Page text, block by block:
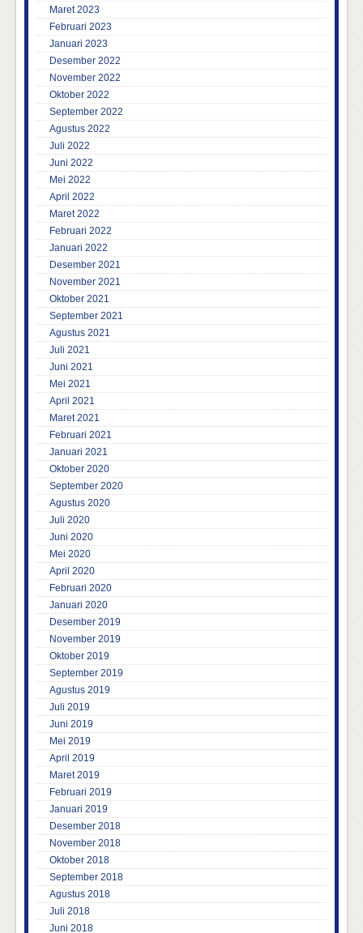
Maret 2023
Februari 2023
Januari 2023
Desember 2022
November 2022
Oktober 2022
September 2022
Agustus 2022
Juli 2022
Juni 2022
Mei 2022
April 2022
Maret 2022
Februari 2022
Januari 2022
Desember 2021
November 2021
Oktober 2021
September 2021
Agustus 2021
Juli 2021
Juni 2021
Mei 2021
April 2021
Maret 2021
Februari 2021
Januari 2021
Oktober 2020
September 2020
Agustus 2020
Juli 2020
Juni 2020
Mei 2020
April 2020
Februari 2020
Januari 2020
Desember 2019
November 2019
Oktober 2019
September 2019
Agustus 2019
Juli 2019
Juni 2019
Mei 2019
April 2019
Maret 2019
Februari 2019
Januari 2019
Desember 2018
November 2018
Oktober 2018
September 2018
Agustus 2018
Juli 2018
Juni 2018